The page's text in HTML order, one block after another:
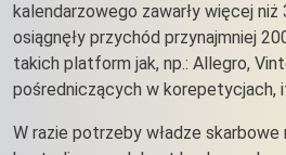
kalendarzowego zawarły więcej niż
osiągnęły przychód przynajmniej
takich platform jak, np.: Allegro,
pośredniczących w korepetycjach,
W razie potrzeby władze